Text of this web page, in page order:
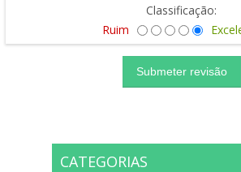
Classificação:
Ruim
CATEGORIAS